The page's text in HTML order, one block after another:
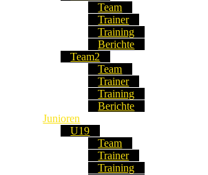
Team
Trainer
Training
Berichte
Team2
Team
Trainer
Training
Berichte
Junioren
U19
Team
Trainer
Training